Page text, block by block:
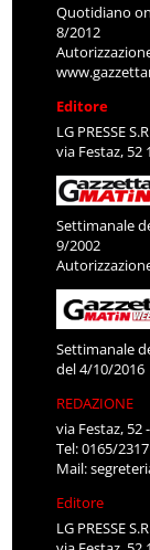
Quotidiano
8/2012
Editore
LG PRESSE
via Festaz, 52
Settimanale
9/2002
Settimanale
del 4/10/2016
REDAZIONE
via Festaz, 52
Tel: 0165/
Mail:
Editore
LG PRESSE